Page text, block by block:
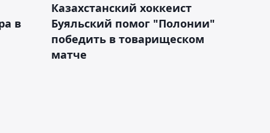
в
Казахстанский хоккеист
Буяльский помог "Полонии"
победить в товарищеском
матче